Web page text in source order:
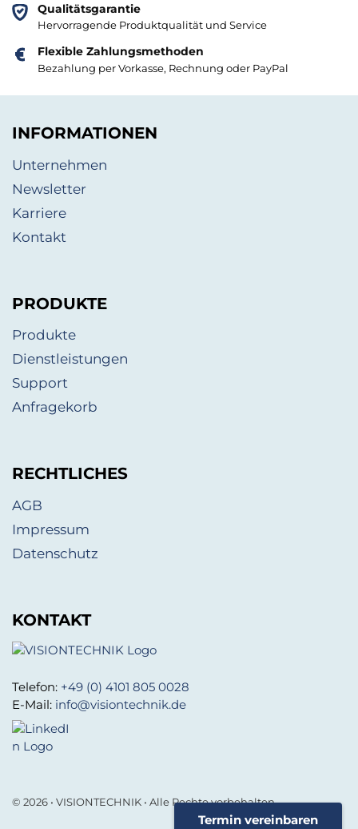
Termin vereinbaren
Qualitätsgarantie
Hervorragende Produktqualität und Service
Flexible Zahlungsmethoden
Bezahlung per Vorkasse, Rechnung oder PayPal
INFORMATIONEN
Unternehmen
Newsletter
Karriere
Kontakt
PRODUKTE
Produkte
Dienstleistungen
Support
Anfragekorb
RECHTLICHES
AGB
Impressum
Datenschutz
KONTAKT
Telefon: +49 (0) 4101 805 0028
E-Mail: info@visiontechnik.de
© 2026 • VISIONTECHNIK • Alle Rechte vorbehalten.